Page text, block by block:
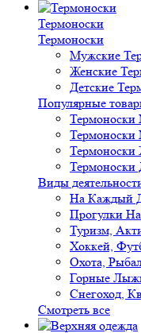
Термоноски
Термоноски
Мужские
Женские
Детские
Популярные
Термоноски
Виды
На Каждый
Прогулки
Туризм,
Хоккей,
Охота,
Горные
Снегоход,
Смотреть все